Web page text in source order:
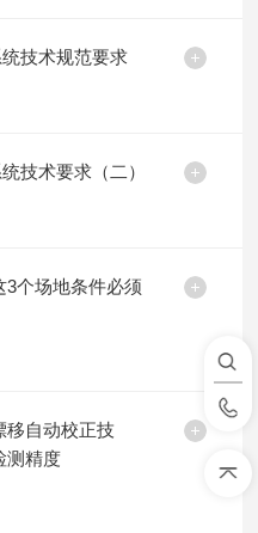
技术规范要求
技术要求（二）
3个场地条件必须
移自动校正技
测精度